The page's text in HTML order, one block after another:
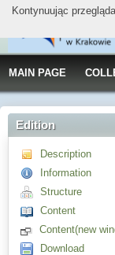
MAIN PAGE
Edition
Description
Information
Structure
Content
Content(new
Download
Kontynuując